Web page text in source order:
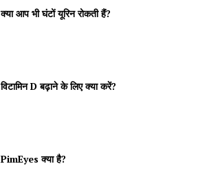
क्या आप भी घंटों यूरिन रोकती हैं?
विटामिन D बढ़ाने के लिए क्या करें?
PimEyes क्या है?